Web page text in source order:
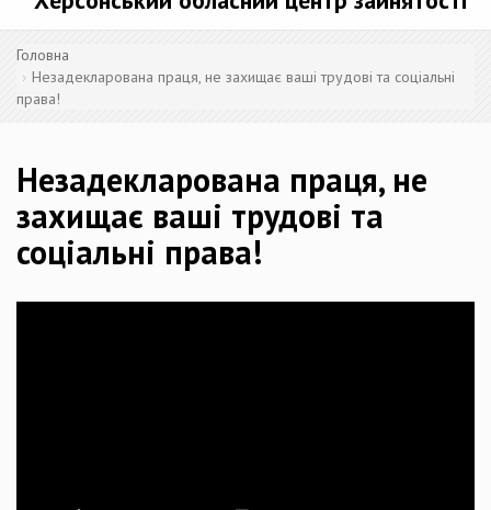
Головна
Незадекларована праця, не захищає ваші трудові та соціальні
права!
Незадекларована праця, не
захищає ваші трудові та
соціальні права!